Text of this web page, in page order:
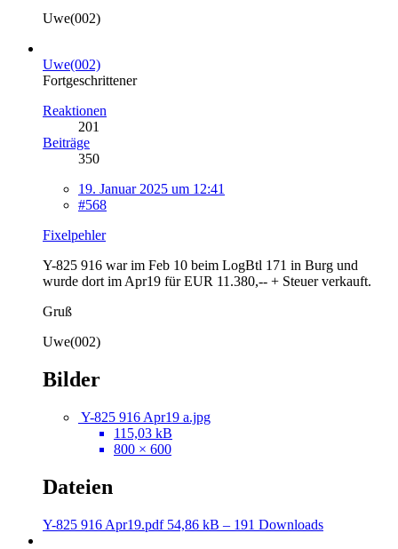
Uwe(002)
Uwe(002)
Fortgeschrittener
Reaktionen
201
Beiträge
350
19. Januar 2025 um 12:41
#568
Fixelpehler
Y-825 916 war im Feb 10 beim LogBtl 171 in Burg und
wurde dort im Apr19 für EUR 11.380,-- + Steuer verkauft.
Gruß
Uwe(002)
Bilder
Y-825 916 Apr19 a.jpg
115,03 kB
800 × 600
Dateien
Y-825 916 Apr19.pdf 54,86 kB – 191 Downloads